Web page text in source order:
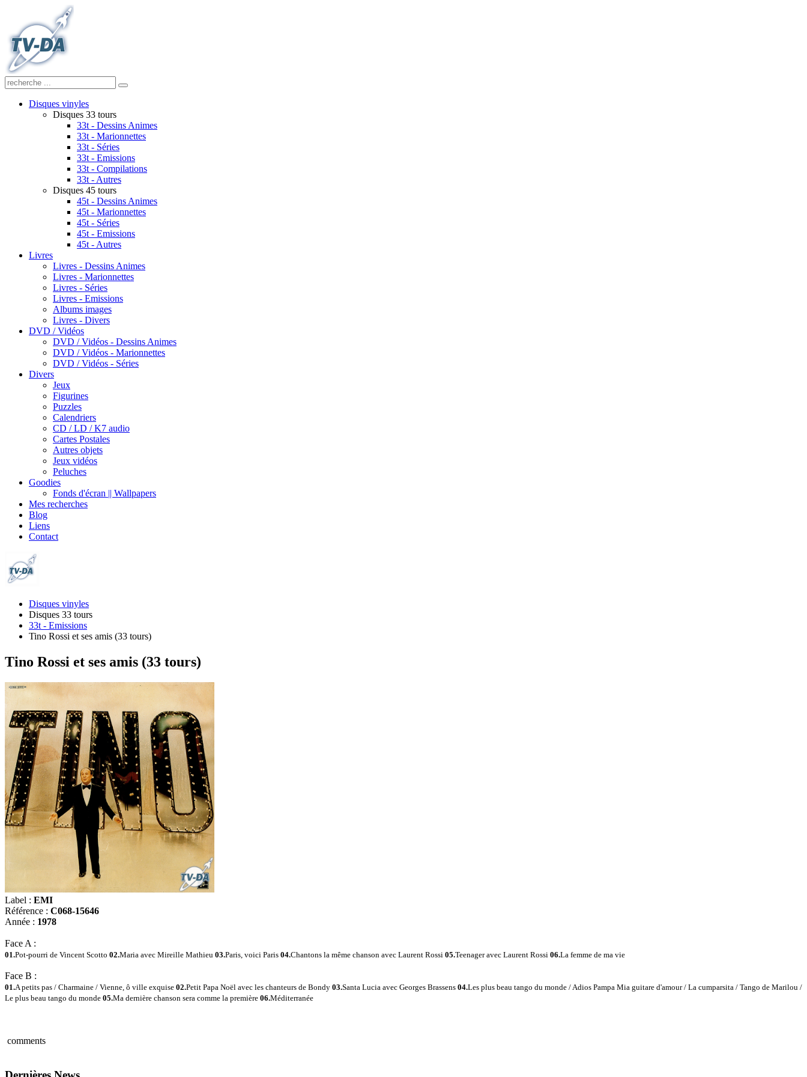
Disques vinyles
Disques 33 tours
33t - Dessins Animes
33t - Marionnettes
33t - Séries
33t - Emissions
33t - Compilations
33t - Autres
Disques 45 tours
45t - Dessins Animes
45t - Marionnettes
45t - Séries
45t - Emissions
45t - Autres
Livres
Livres - Dessins Animes
Livres - Marionnettes
Livres - Séries
Livres - Emissions
Albums images
Livres - Divers
DVD / Vidéos
DVD / Vidéos - Dessins Animes
DVD / Vidéos - Marionnettes
DVD / Vidéos - Séries
Divers
Jeux
Figurines
Puzzles
Calendriers
CD / LD / K7 audio
Cartes Postales
Autres objets
Jeux vidéos
Peluches
Goodies
Fonds d'écran || Wallpapers
Mes recherches
Blog
Liens
Contact
Disques vinyles
Disques 33 tours
33t - Emissions
Tino Rossi et ses amis (33 tours)
Tino Rossi et ses amis (33 tours)
Label : EMI
Référence : C068-15646
Année : 1978
Face A :
01.Pot-pourri de Vincent Scotto 02.Maria avec Mireille Mathieu 03.Paris, voici Paris 04.Chantons la même chanson avec Laurent Rossi 05.Teenager avec Laurent Rossi 06.La femme de ma vie
Face B :
01.A petits pas / Charmaine / Vienne, ô ville exquise 02.Petit Papa Noël avec les chanteurs de Bondy 03.Santa Lucia avec Georges Brassens 04.Les plus beau tango du monde / Adios Pampa Mia guitare d'amour / La cumparsita / Tango de Marilou /
Le plus beau tango du monde 05.Ma dernière chanson sera comme la première 06.Méditerranée
comments